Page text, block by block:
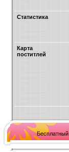
Статистика
Карта
поститлей
Бесплатный